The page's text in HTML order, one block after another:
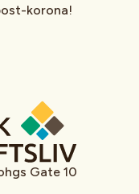
korona!
Gate 10